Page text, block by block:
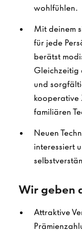
wohlfühlen.
Mit deinem
für jede
berätst
Gleichzeitig
und
kooperative
familiären
Neuen
interessiert
Wir geben
Attraktive